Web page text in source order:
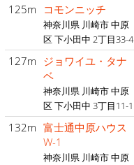
125m コモンニッチ
神奈川県 川崎市 中原
区 下小田中 2丁目33-4
127m ジョワイユ・タナ
ベ
神奈川県 川崎市 中原
区 下小田中 3丁目11-1
132m 富士通中原ハウス
W-1
神奈川県 川崎市 中原